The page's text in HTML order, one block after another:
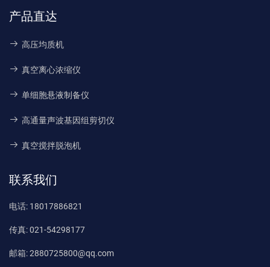
产品直达
高压均质机
真空离心浓缩仪
单细胞悬液制备仪
高通量声波基因组剪切仪
真空搅拌脱泡机
联系我们
电话: 18017886821
传真:021-54298177
邮箱:2880725800@qq.com